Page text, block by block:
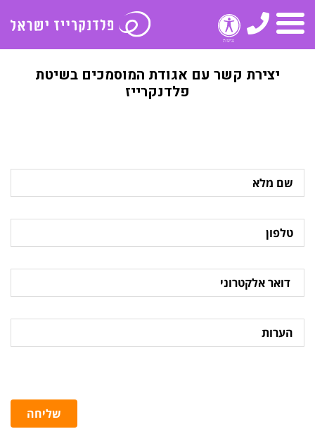
תפריט
טלפון
יצירת קשר עם אגודת המוסמכים בשיטת
פלדנקרייז
מלא
טלפון
אלקטרוני
הערות
שליחה